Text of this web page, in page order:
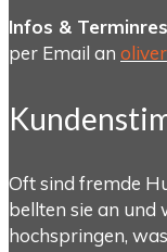
Infos &
per Email an
Oft sind fremde
bellten sie an und
hochspringen,